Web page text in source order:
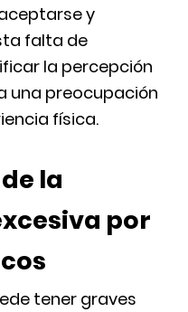
y
falta de
la percepción
una preocupación
física.
la
por
tener graves